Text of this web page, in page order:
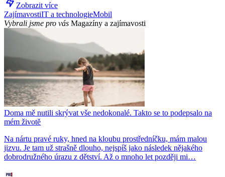
Zobrazit více
ZajímavostiIT a technologieMobil
Vybrali jsme pro vás Magazíny a zajímavosti
Doma mě nutili skrývat vše nedokonalé. Takto se to podepsalo na
mém životě
Na nártu pravé ruky, hned na kloubu prostředníčku, mám malou
jizvu. Je tam už strašně dlouho, nejspíš jako následek nějakého
dobrodružného úrazu z dětství. Až o mnoho let později mi…